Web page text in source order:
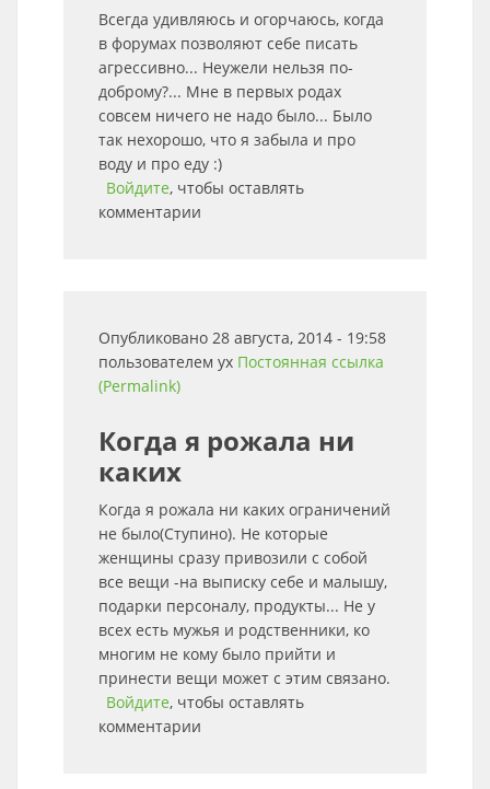
Всегда удивляюсь и огорчаюсь, когда
в форумах позволяют себе писать
агрессивно... Неужели нельзя по-
доброму?... Мне в первых родах
совсем ничего не надо было... Было
так нехорошо, что я забыла и про
воду и про еду :)
Войдите, чтобы оставлять
комментарии
Опубликовано 28 августа, 2014 - 19:58
пользователем ух Постоянная ссылка
(Permalink)
Когда я рожала ни
каких
Когда я рожала ни каких ограничений
не было(Ступино). Не которые
женщины сразу привозили с собой
все вещи -на выписку себе и малышу,
подарки персоналу, продукты... Не у
всех есть мужья и родственники, ко
многим не кому было прийти и
принести вещи может с этим связано.
Войдите, чтобы оставлять
комментарии